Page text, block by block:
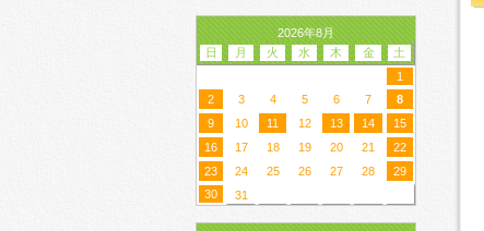
2026年8月
日
月 火 水 木 金
土
1
2
3 4 5 6 7
8
9
10 11 12 13 14
15
16
17 18 19 20 21
22
23
24 25 26 27 28
29
30
31